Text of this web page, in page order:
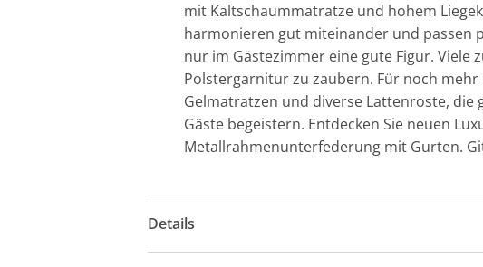
mit Kaltschaummatratze und hohem
harmonieren gut miteinander und passen
nur im Gästezimmer eine gute Figur. Viele
Polstergarnitur zu zaubern. Für noch
Gelmatratzen und diverse Lattenroste, die
Gäste begeistern. Entdecken Sie neuen
Metallrahmenunterfederung mit Gurten.
Details